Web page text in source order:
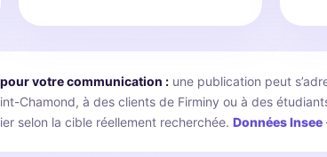
votre communication : une publication peut
Chamond, à des clients de Firminy ou à des
selon la cible réellement recherchée. Données Insee ·